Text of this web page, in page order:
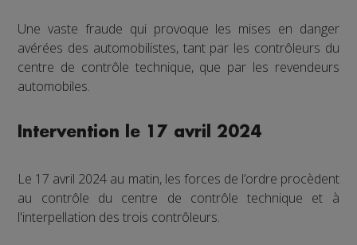
Une vaste fraude qui provoque les mises en danger
avérées des automobilistes, tant par les contrôleurs du
centre de contrôle technique, que par les revendeurs
automobiles.
Intervention le 17 avril 2024
Le 17 avril 2024 au matin, les forces de l’ordre procèdent
au contrôle du centre de contrôle technique et à
l'interpellation des trois contrôleurs.